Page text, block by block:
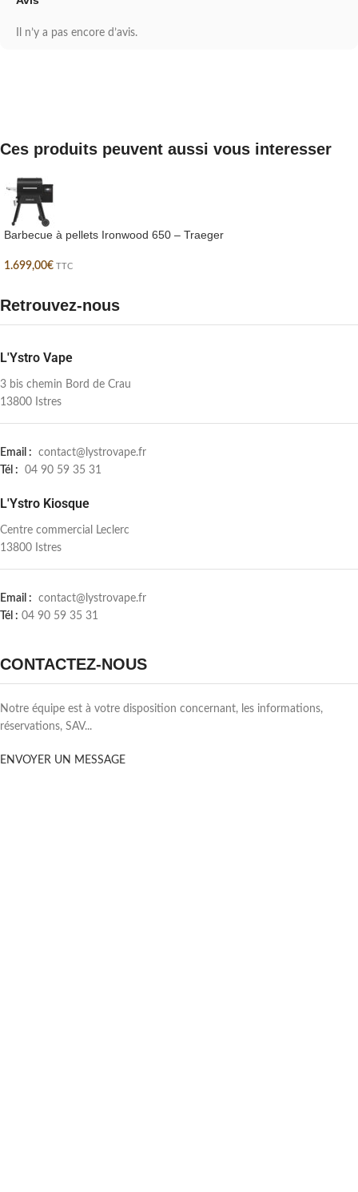
Il n’y a pas encore d’avis.
Ces produits peuvent aussi vous interesser
Barbecue à pellets Ironwood 650 – Traeger
1.699,00€ TTC
Retrouvez-nous
L'Ystro Vape
3 bis chemin Bord de Crau
13800 Istres
Email : contact@lystrovape.fr
Tél : 04 90 59 35 31
L'Ystro Kiosque
Centre commercial Leclerc
13800 Istres
Email : contact@lystrovape.fr
Tél : 04 90 59 35 31
CONTACTEZ-NOUS
Notre équipe est à votre disposition concernant, les informations,
réservations, SAV...
ENVOYER UN MESSAGE